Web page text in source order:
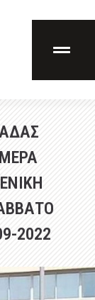
2022